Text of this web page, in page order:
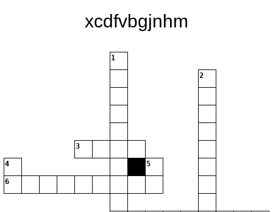
xcdfvbgjnhm
1
2
3
4 5
6